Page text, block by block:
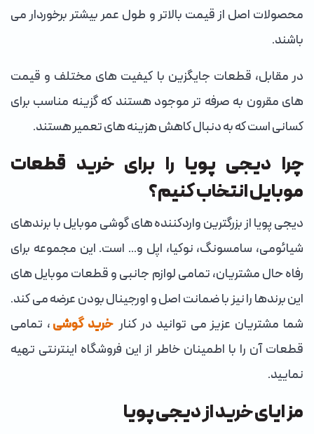
محصولات اصل از قیمت بالاتر و طول عمر بیشتر برخوردار می
باشند.
در مقابل، قطعات جایگزین با کیفیت‌ های مختلف و قیمت‌
های مقرون به صرفه‌ تر موجود هستند که گزینه مناسب برای
کسانی است که به دنبال کاهش هزینه‌ های تعمیر هستند.
چرا دیجی پویا را برای خرید قطعات
موبایل انتخاب کنیم؟
دیجی پویا از بزرگترین واردکننده های گوشی موبایل با برندهای
شیائومی، سامسونگ، نوکیا، اپل و... است. این مجموعه برای
رفاه حال مشتریان، تمامی لوازم جانبی و قطعات موبایل های
این برندها را نیز با ضمانت اصل و اورجینال بودن عرضه می کند.
شما مشتریان عزیز می توانید در کنار خرید گوشی، تمامی
قطعات آن را با اطمینان خاطر از این فروشگاه اینترنتی تهیه
نمایید.
مزایای خرید از دیجی پویا